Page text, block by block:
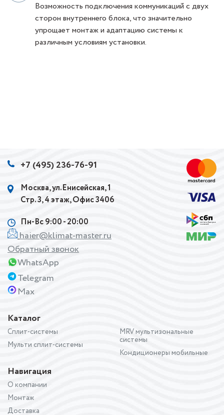
Возможность подключения коммуникаций с двух
сторон внутреннего блока, что значительно
упрощает монтаж и адаптацию системы к
различным условиям установки.
Каталог
Сплит-системы
Мульти сплит-системы
MRV мультизональные
системы
Кондиционеры мобильные
Навигация
О компании
Монтаж
Доставка
+7 (495) 236-76-91
Москва, ул.Енисейская, 1
Стр. 3, 4 этаж, Офис 3406
Пн-Вс 9:00 - 20:00
haier@klimat-master.ru
Обратный звонок
WhatsApp
Telegram
Max